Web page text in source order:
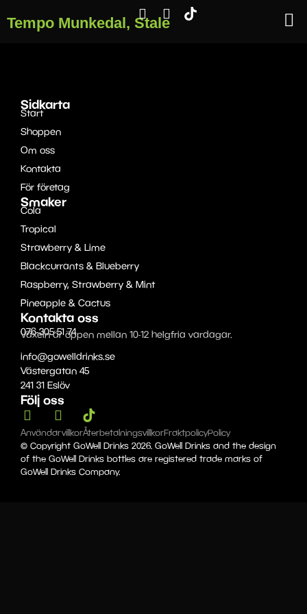
Tempo Munkedal, Stale
Sidkarta
Start
Shoppen
Om oss
Kontakta
För företag
Smaker
Cola
Tropical
Strawberry & Lime
Blackcurrants & Blueberry
Raspberry, Strawberry & Mint
Pineapple & Cactus
Kontakta oss
076-305 51 74
Växeln är öppen mellan 10-12 helgfria vardagar.
info@gowelldrinks.se
Västergatan 45
241 31 Eslöv
Följ oss
AnvändarvillkorÅterbetalningsvillkorFraktpolicyPolicy
© Copyright GoWell Drinks 2026. GoWell Drinks and the design
of the GoWell Drinks bottles are registered trade marks of
GoWell Drinks Company.